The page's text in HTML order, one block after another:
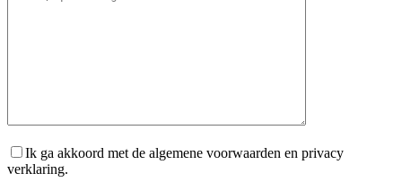
Ik ga akkoord met de algemene voorwaarden en privacy
verklaring.